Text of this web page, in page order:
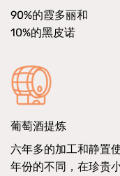
90%的霞多丽和
10%的黑皮诺
葡萄酒提炼
六年多的加工和静置
年份的不同，在珍贵